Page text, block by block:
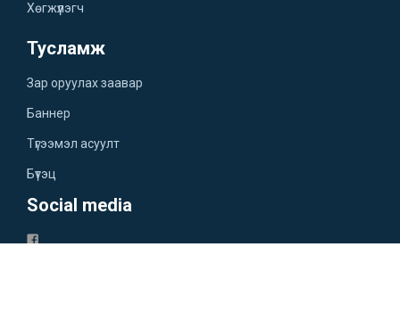
Хөгжүүлэгч
Тусламж
Зар оруулах заавар
Баннер
Түгээмэл асуулт
Бүтэц
Social media